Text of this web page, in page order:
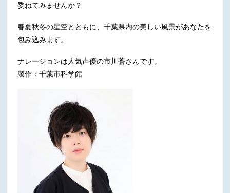
委ねてみませんか？
春夏秋冬の星空とともに、千葉県内の美しい風景があなたを
包み込みます。
ナレーションは人気声優の市川蒼さんです。
製作：千葉市科学館